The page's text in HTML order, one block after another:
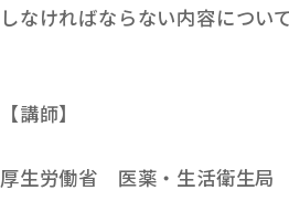
しなければならない内容につい
【講師】
厚生労働省 医薬・生活衛生